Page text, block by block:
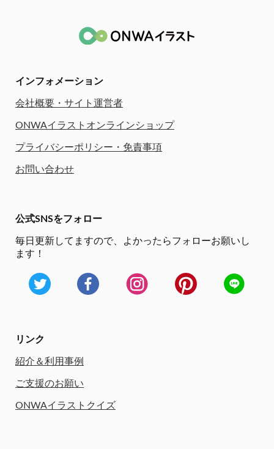
インフォメーション
会社概要・サイト運営者
ONWAイラストオンラインショップ
プライバシーポリシー・免責事項
お問い合わせ
公式SNSをフォロー
毎日更新してますので、
よかったらフォローお願いし
ます！
リンク
紹介＆利用事例
ご支援のお願い
ONWAイラストクイズ